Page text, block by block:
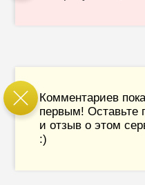
Комментариев
первым! Оставьте
и отзыв о этом
:)